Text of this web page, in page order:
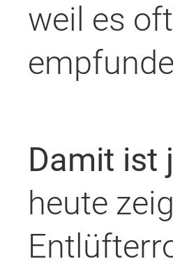
weil es
Damit ist
heute